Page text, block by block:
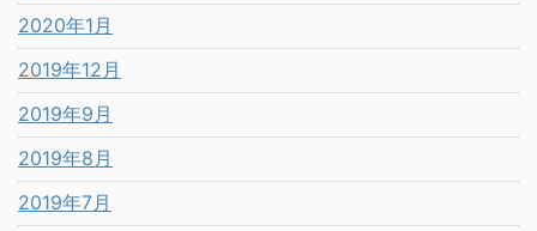
2020年1月
2019年12月
2019年9月
2019年8月
2019年7月